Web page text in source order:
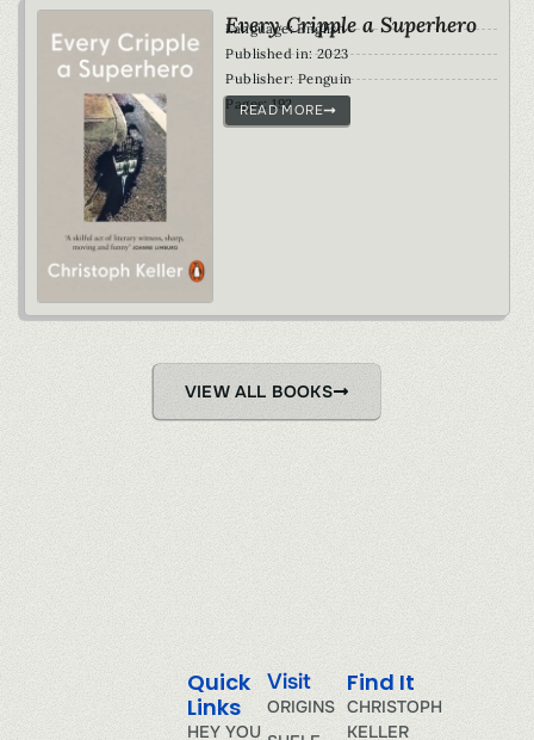
Every Cripple a Superhero
Language: English
Published in: 2023
Publisher: Penguin
Pages: 192
READ MORE
VIEW ALL BOOKS
Visit
ORIGINS
Quick
Links
HEY YOU
Find It
CHRISTOPH
KELLER